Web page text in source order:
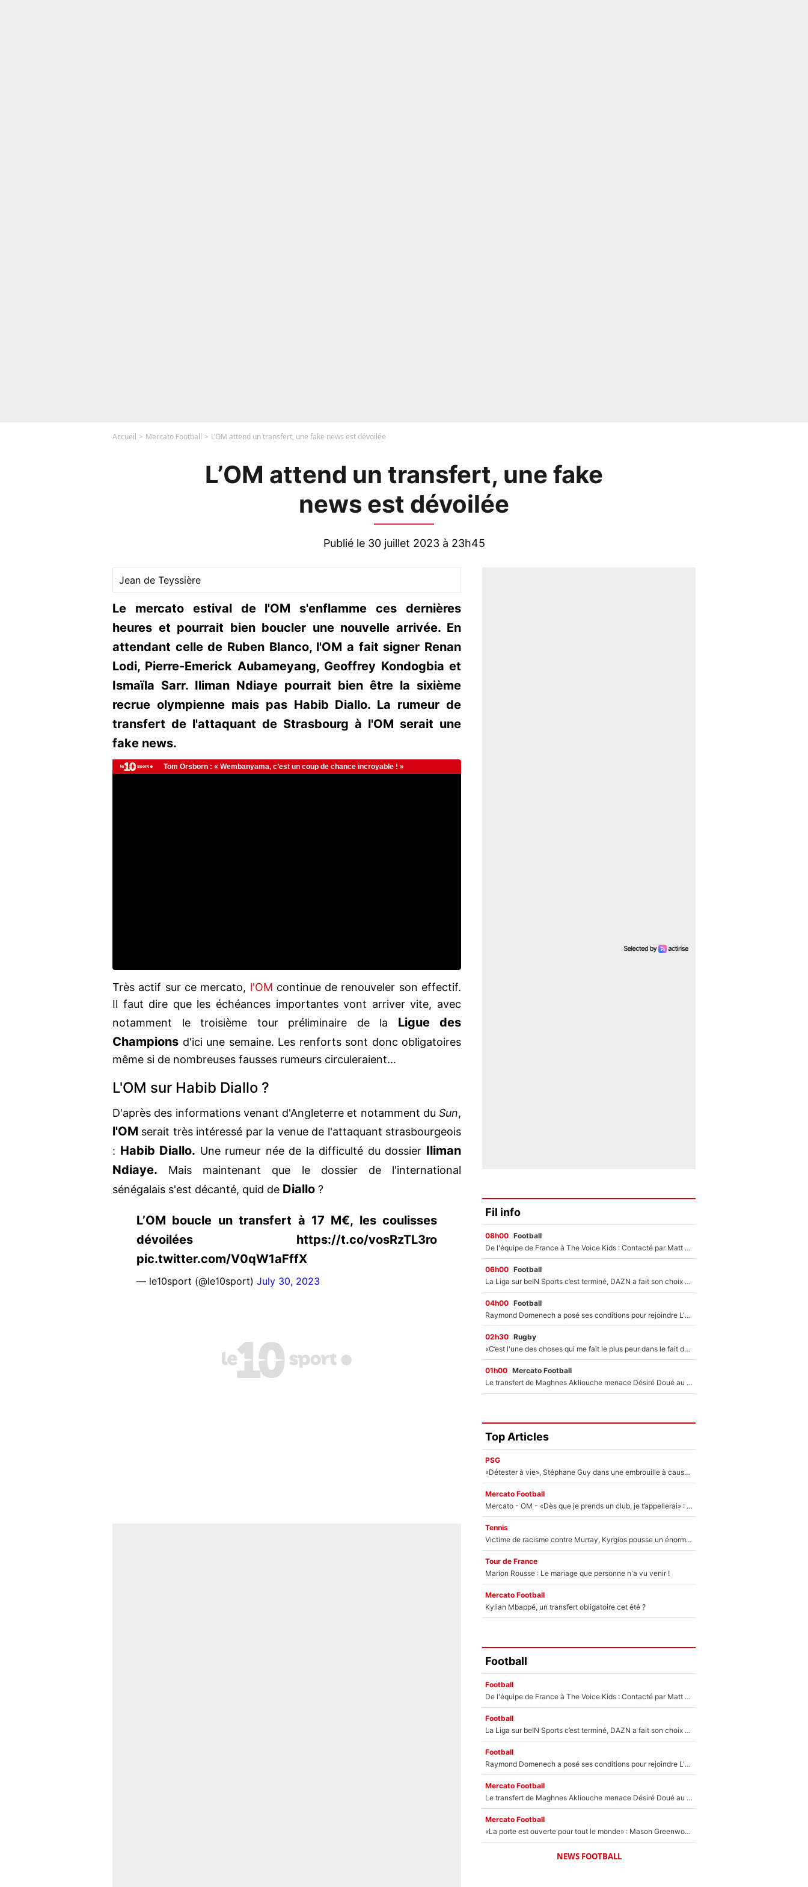
Accueil Mercato Football L’OM attend un transfert, une fake news est dévoilée
L’OM attend un transfert, une fake
news est dévoilée
Publié le 30 juillet 2023 à 23h45
Jean de Teyssière
Le mercato estival de l'OM s'enflamme ces dernières
heures et pourrait bien boucler une nouvelle arrivée. En
attendant celle de Ruben Blanco, l'OM a fait signer Renan
Lodi, Pierre-Emerick Aubameyang, Geoffrey Kondogbia et
Ismaïla Sarr. Iliman Ndiaye pourrait bien être la sixième
recrue olympienne mais pas Habib Diallo. La rumeur de
transfert de l'attaquant de Strasbourg à l'OM serait une
fake news.
Très actif sur ce mercato, l'OM continue de renouveler son effectif.
Il faut dire que les échéances importantes vont arriver vite, avec
notamment le troisième tour préliminaire de la Ligue des
Champions d'ici une semaine. Les renforts sont donc obligatoires
même si de nombreuses fausses rumeurs circuleraient...
L'OM sur Habib Diallo ?
D'après des informations venant d'Angleterre et notamment du Sun,
l'OM serait très intéressé par la venue de l'attaquant strasbourgeois
: Habib Diallo. Une rumeur née de la difficulté du dossier Iliman
Ndiaye. Mais maintenant que le dossier de l'international
sénégalais s'est décanté, quid de Diallo ?
L’OM boucle un transfert à 17 M€, les coulisses
dévoilées https://t.co/vosRzTL3ro
pic.twitter.com/V0qW1aFffX
— le10sport (@le10sport) July 30, 2023
Fil info
08h00 Football
De l'équipe de France à The Voice Kids : Contacté par Matt Pokora, Kylian Mbappé a accepté de jouer un rôle inédit sur TF1 !
06h00 Football
La Liga sur beIN Sports c’est terminé, DAZN a fait son choix pour Benjamin Da Silva et Omar Da Fonseca !
04h00 Football
Raymond Domenech a posé ses conditions pour rejoindre L'EQUIPE du Soir : Il refuse de faire l'émission avec un autre chroniqueur !
02h30 Rugby
«C’est l'une des choses qui me fait le plus peur dans le fait de devenir maman» : En couple avec Antoine Dupont, Iris Mittenaere s'inquiète déjà pour ses futurs enfants !
01h00 Mercato Football
Le transfert de Maghnes Akliouche menace Désiré Doué au PSG : «Je valide à 200%»
Top Articles
PSG
«Détester à vie», Stéphane Guy dans une embrouille à cause du PSG !
Mercato Football
Mercato - OM - «Dès que je prends un club, je t’appellerai» : La promesse de Marcelino au moment de claquer la porte
Tennis
Victime de racisme contre Murray, Kyrgios pousse un énorme coup de gueule !
Tour de France
Marion Rousse : Le mariage que personne n'a vu venir !
Mercato Football
Kylian Mbappé, un transfert obligatoire cet été ?
Football
Football
De l'équipe de France à The Voice Kids : Contacté par Matt Pokora, Kylian Mbappé a accepté de jouer un rôle inédit sur TF1 !
Football
La Liga sur beIN Sports c’est terminé, DAZN a fait son choix pour Benjamin Da Silva et Omar Da Fonseca !
Football
Raymond Domenech a posé ses conditions pour rejoindre L'EQUIPE du Soir : Il refuse de faire l'émission avec un autre chroniqueur !
Mercato Football
Le transfert de Maghnes Akliouche menace Désiré Doué au PSG : «Je valide à 200%»
Mercato Football
«La porte est ouverte pour tout le monde» : Mason Greenwood et Pierre-Emerick Aubameyang ont quitté l'OM, Amine Gouiri balance sur la suite du mercato et sur la réaction du vestiaire !
NEWS FOOTBALL